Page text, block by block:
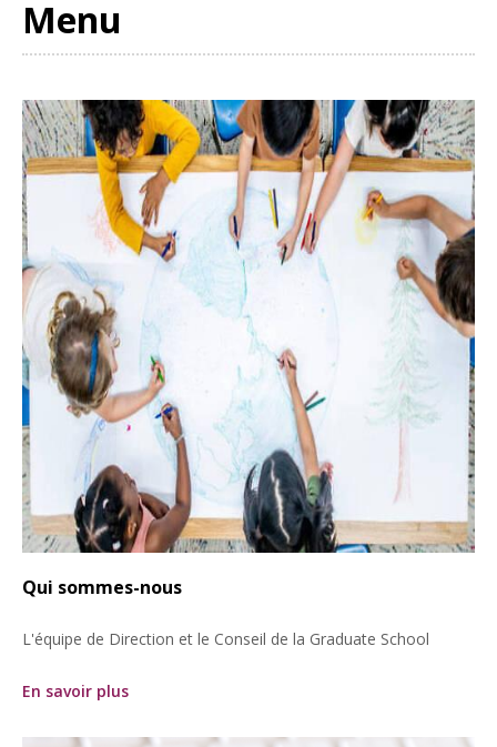
Menu
Qui sommes-nous
L'équipe de Direction et le Conseil de la Graduate School
En savoir plus